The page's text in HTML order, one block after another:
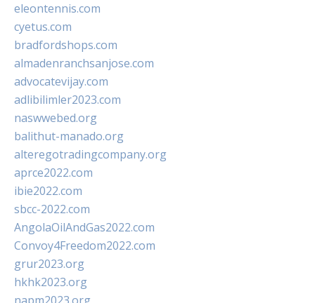
eleontennis.com
cyetus.com
bradfordshops.com
almadenranchsanjose.com
advocatevijay.com
adlibilimler2023.com
naswwebed.org
balithut-manado.org
alteregotradingcompany.org
aprce2022.com
ibie2022.com
sbcc-2022.com
AngolaOilAndGas2022.com
Convoy4Freedom2022.com
grur2023.org
hkhk2023.org